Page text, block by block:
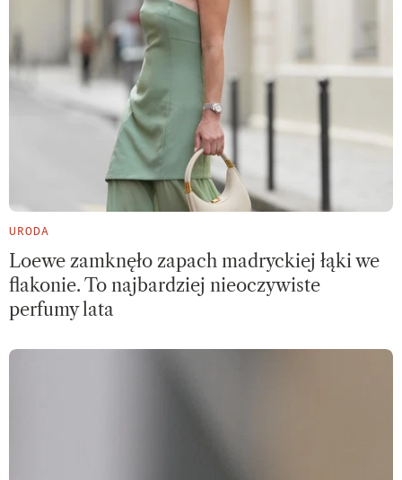
URODA
Loewe zamknęło zapach madryckiej łąki we
flakonie. To najbardziej nieoczywiste
perfumy lata